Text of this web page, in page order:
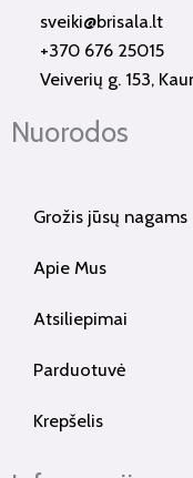
o
k
-
r
a
m
sveiki@brisala.lt
+370 676 25015
Veiverių g. 153,
Nuorodos
Grožis jūsų nagams
Apie Mus
Atsiliepimai
Parduotuvė
Krepšelis